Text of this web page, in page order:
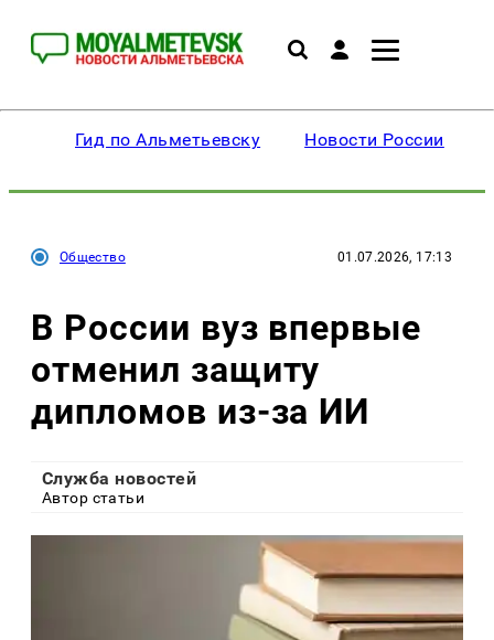
Гид по Альметьевску Новости России
Общество 01.07.2026, 17:13
В России вуз впервые
отменил защиту
дипломов из-за ИИ
Служба новостей
Автор статьи